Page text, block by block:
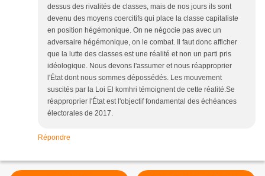
dessus des rivalités de classes, mais de nos jours ils sont
devenu des moyens coercitifs qui place la classe capitaliste
en position hégémonique. On ne négocie pas avec un
adversaire hégémonique, on le combat. Il faut donc afficher
que la lutte des classes est une réalité et non un parti pris
idéologique. Nous devons l'assumer et nous réapproprier
l'État dont nous sommes dépossédés. Les mouvement
suscités par la Loi El komhri témoignent de cette réalité.Se
réapproprier l'État est l'objectif fondamental des échéances
électorales de 2017.
Répondre